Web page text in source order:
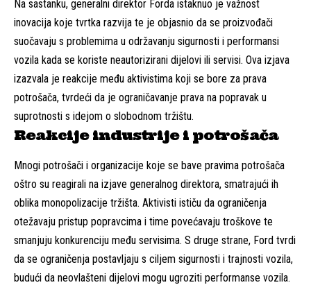
Na sastanku, generalni direktor Forda istaknuo je važnost
inovacija koje tvrtka razvija te je objasnio da se proizvođači
suočavaju s problemima u održavanju sigurnosti i performansi
vozila kada se koriste neautorizirani dijelovi ili servisi. Ova izjava
izazvala je reakcije među aktivistima koji se bore za prava
potrošača, tvrdeći da je ograničavanje prava na popravak u
suprotnosti s idejom o slobodnom tržištu.
Reakcije industrije i potrošača
Mnogi potrošači i organizacije koje se bave pravima potrošača
oštro su reagirali na izjave generalnog direktora, smatrajući ih
oblika monopolizacije tržišta. Aktivisti ističu da ograničenja
otežavaju pristup popravcima i time povećavaju troškove te
smanjuju konkurenciju među servisima. S druge strane, Ford tvrdi
da se ograničenja postavljaju s ciljem sigurnosti i trajnosti vozila,
budući da neovlašteni dijelovi mogu ugroziti performanse vozila.